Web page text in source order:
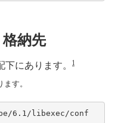
納先
にあります。 1
す。
6.1/libexec/conf